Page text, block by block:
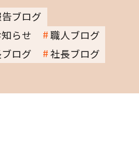
ブログ
らせ
職人ブログ
ログ
社長ブログ